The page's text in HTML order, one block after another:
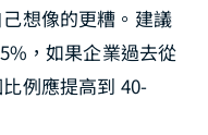
想像的更糟。建議
，如果企業過去從
例應提高到 40-